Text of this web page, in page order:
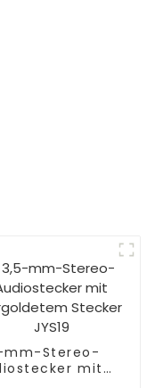
mm-Stereo-
mit